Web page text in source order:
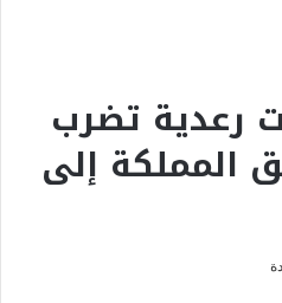
رعدية تضرب
المملكة إلى